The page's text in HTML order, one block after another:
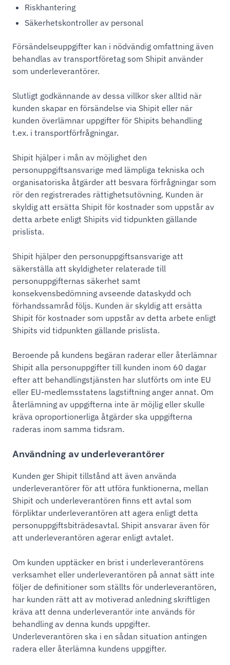
Riskhantering
Säkerhetskontroller av personal
Försändelseuppgifter kan i nödvändig omfattning även
behandlas av transportföretag som Shipit använder
som underleverantörer.
Slutligt godkännande av dessa villkor sker alltid när
kunden skapar en försändelse via Shipit eller när
kunden överlämnar uppgifter för Shipits behandling
t.ex. i transportförfrågningar.
Shipit hjälper i mån av möjlighet den
personuppgiftsansvarige med lämpliga tekniska och
organisatoriska åtgärder att besvara förfrågningar som
rör den registrerades rättighetsutövning. Kunden är
skyldig att ersätta Shipit för kostnader som uppstår av
detta arbete enligt Shipits vid tidpunkten gällande
prislista.
Shipit hjälper den personuppgiftsansvarige att
säkerställa att skyldigheter relaterade till
personuppgifternas säkerhet samt
konsekvensbedömning avseende dataskydd och
förhandssamråd följs. Kunden är skyldig att ersätta
Shipit för kostnader som uppstår av detta arbete enligt
Shipits vid tidpunkten gällande prislista.
Beroende på kundens begäran raderar eller återlämnar
Shipit alla personuppgifter till kunden inom 60 dagar
efter att behandlingstjänsten har slutförts om inte EU
eller EU-medlemsstatens lagstiftning anger annat. Om
återlämning av uppgifterna inte är möjlig eller skulle
kräva oproportionerliga åtgärder ska uppgifterna
raderas inom samma tidsram.
Användning av underleverantörer
Kunden ger Shipit tillstånd att även använda
underleverantörer för att utföra funktionerna, mellan
Shipit och underleverantören finns ett avtal som
förpliktar underleverantören att agera enligt detta
personuppgiftsbiträdesavtal. Shipit ansvarar även för
att underleverantören agerar enligt avtalet.
Om kunden upptäcker en brist i underleverantörens
verksamhet eller underleverantören på annat sätt inte
följer de definitioner som ställts för underleverantören,
har kunden rätt att av motiverad anledning skriftligen
kräva att denna underleverantör inte används för
behandling av denna kunds uppgifter.
Underleverantören ska i en sådan situation antingen
radera eller återlämna kundens uppgifter.